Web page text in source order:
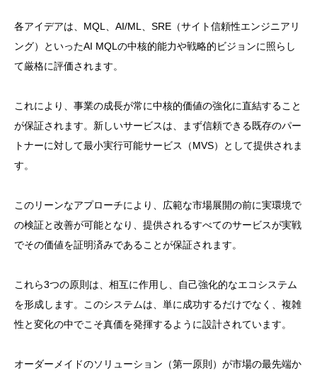
各アイデアは、MQL、AI/ML、SRE（サイト信頼性エンジニアリ
ング）といったAI MQLの中核的能力や戦略的ビジョンに照らし
て厳格に評価されます。
これにより、事業の成長が常に中核的価値の強化に直結すること
が保証されます。新しいサービスは、まず信頼できる既存のパー
トナーに対して最小実行可能サービス（MVS）として提供されま
す。
このリーンなアプローチにより、広範な市場展開の前に実環境で
の検証と改善が可能となり、提供されるすべてのサービスが実戦
でその価値を証明済みであることが保証されます。
これら3つの原則は、相互に作用し、自己強化的なエコシステム
を形成します。このシステムは、単に成功するだけでなく、複雑
性と変化の中でこそ真価を発揮するように設計されています。
オーダーメイドのソリューション（第一原則）が市場の最先端か